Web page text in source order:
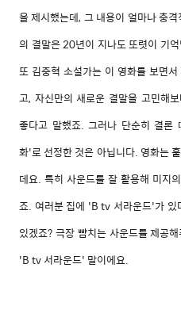
을 제시했는데, 그 내용이 얼마나 충
의 결말은 20년이 지나도 또렷이 기
또 김중혁 소설가는 이 영화를 보면
고, 자신만의 새로운 결말을 고민해
좋다고 말했죠. 그러나 단순히 결
화'로 선정한 것은 아닙니다. 영화는
데요. 특히 사운드를 잘 활용해 미지
죠. 여러분 집에 'B tv 서라운드'가 있
있겠죠? 극장 뺨치는 사운드를 제공
'B tv 서라운드' 말이에요.